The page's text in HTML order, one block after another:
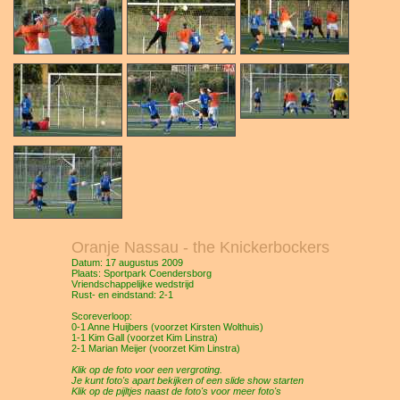
Oranje Nassau - the Knickerbockers
Datum: 17 augustus 2009
Plaats: Sportpark Coendersborg
Vriendschappelijke wedstrijd
Rust- en eindstand: 2-1
Scoreverloop:
0-1 Anne Huijbers (voorzet Kirsten Wolthuis)
1-1 Kim Gall (voorzet Kim Linstra)
2-1 Marian Meijer (voorzet Kim Linstra)
Klik op de foto voor een vergroting.
Je kunt foto's apart bekijken of een slide show starten
Klik op de pijltjes naast de foto's voor meer foto's